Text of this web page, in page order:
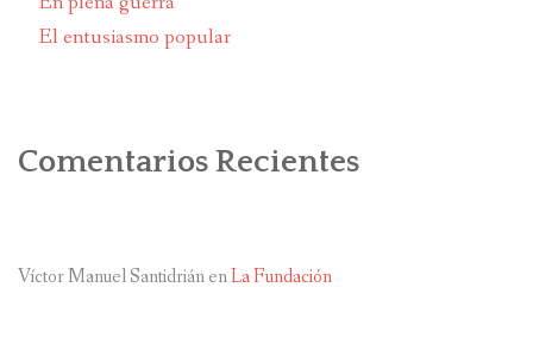
El entusiasmo popular
Comentarios Recientes
Víctor Manuel SantidriánenLa Fundación